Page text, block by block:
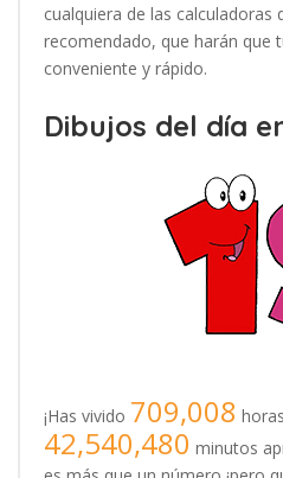
cualquiera de las calculadoras
recomendado, que harán que
conveniente y rápido.
Dibujos del día
¡Has vivido 709,008
42,540,480 minutos